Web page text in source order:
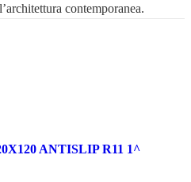
contemporanea.
ANTISLIP R11 1^